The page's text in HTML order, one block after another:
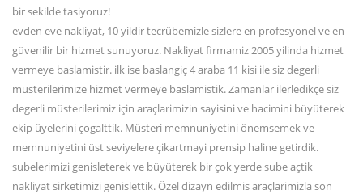
bir sekilde tasiyoruz!
evden eve nakliyat, 10 yildir tecrübemizle sizlere en profesyonel ve en
güvenilir bir hizmet sunuyoruz. Nakliyat firmamiz 2005 yilinda hizmet
vermeye baslamistir. ilk ise baslangiç 4 araba 11 kisi ile siz degerli
müsterilerimize hizmet vermeye baslamistik. Zamanlar ilerledikçe siz
degerli müsterilerimiz için araçlarimizin sayisini ve hacimini büyüterek
ekip üyelerini çogalttik. Müsteri memnuniyetini önemsemek ve
memnuniyetini üst seviyelere çikartmayi prensip haline getirdik.
subelerimizi genisleterek ve büyüterek bir çok yerde sube açtik
nakliyat sirketimizi genislettik. Özel dizayn edilmis araçlarimizla son